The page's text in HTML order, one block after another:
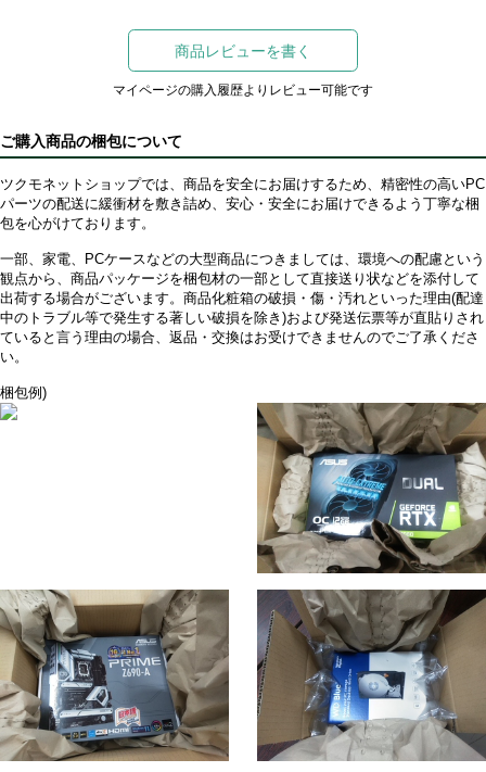
商品レビューを書く
マイページの購入履歴よりレビュー可能です
ご購入商品の梱包について
ツクモネットショップでは、商品を安全にお届けするため、精密性の高いPC
パーツの配送に緩衝材を敷き詰め、安心・安全にお届けできるよう丁寧な梱
包を心がけております。
一部、家電、PCケースなどの大型商品につきましては、環境への配慮という
観点から、商品パッケージを梱包材の一部として直接送り状などを添付して
出荷する場合がございます。商品化粧箱の破損・傷・汚れといった理由(配達
中のトラブル等で発生する著しい破損を除き)および発送伝票等が直貼りされ
ていると言う理由の場合、返品・交換はお受けできませんのでご了承くださ
い。
梱包例)